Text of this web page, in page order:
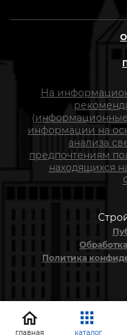
На
(информационные
информации на
анализа
предпочтениям
находящихся
Политика
главная каталог